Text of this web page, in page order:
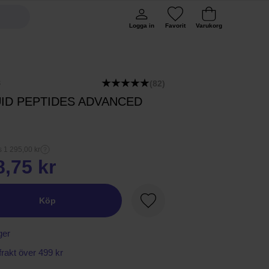
Logga in Favorit Varukorg
(82)
PEPTIDES ADVANCED
1 295,00 kr
kr
Köp
Favorit
över 499 kr